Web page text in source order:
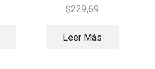
$229,69
Leer Más